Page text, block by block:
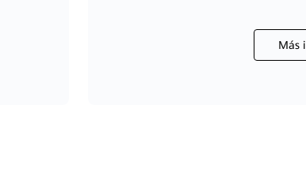
Más